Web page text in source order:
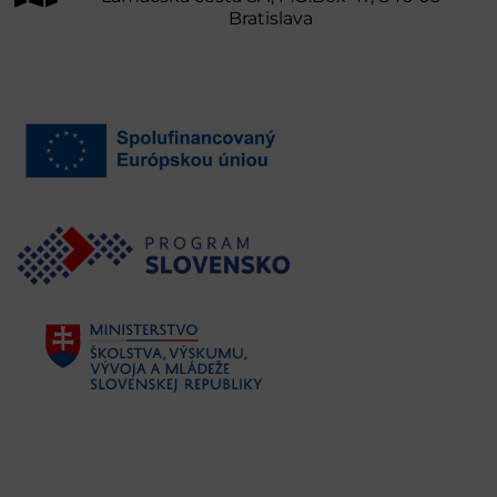
Bratislava